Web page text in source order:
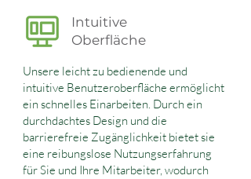
Intuitive
Oberfläche
Unsere leicht zu bedienende und
intuitive Benutzeroberfläche ermöglicht
ein schnelles Einarbeiten. Durch ein
durchdachtes Design und die
barrierefreie Zugänglichkeit bietet sie
eine reibungslose Nutzungserfahrung
für Sie und Ihre Mitarbeiter, wodurch